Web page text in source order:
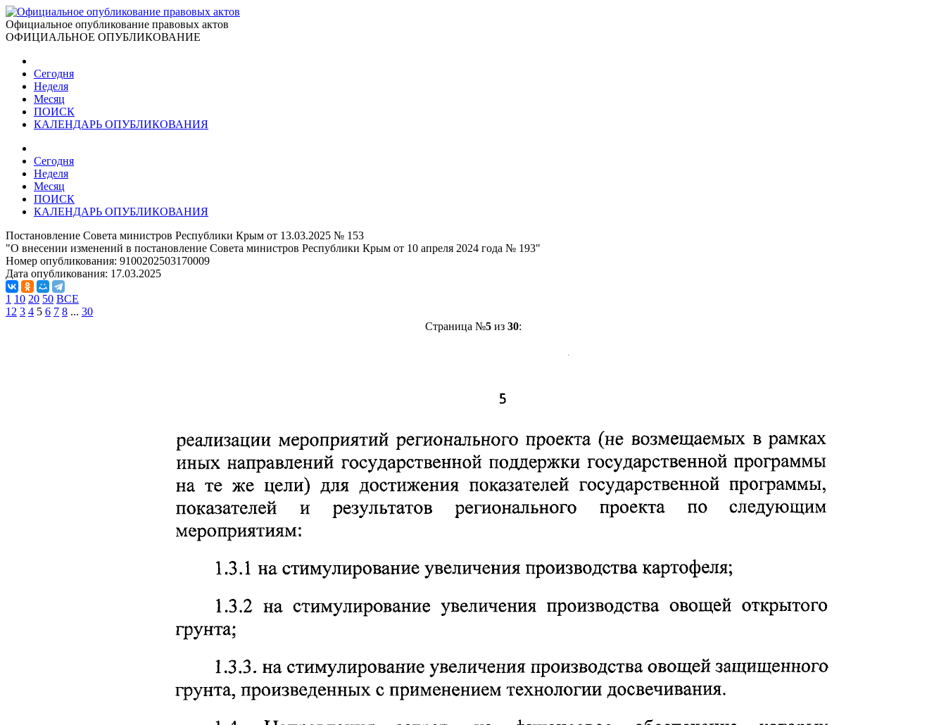
Официальное опубликование правовых актов
ОФИЦИАЛЬНОЕ ОПУБЛИКОВАНИЕ
Сегодня
Неделя
Месяц
ПОИСК
КАЛЕНДАРЬ ОПУБЛИКОВАНИЯ
Сегодня
Неделя
Месяц
ПОИСК
КАЛЕНДАРЬ ОПУБЛИКОВАНИЯ
Постановление Совета министров Республики Крым от 13.03.2025 № 153
"О внесении изменений в постановление Совета министров Республики Крым от 10 апреля 2024 года № 193"
Номер опубликования: 9100202503170009
Дата опубликования: 17.03.2025
1 10 20 50 ВСЕ
1 2 3 4 5 6 7 8 ... 30
Страница №5из 30: